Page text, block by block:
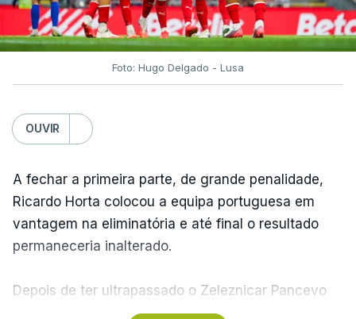
Foto: Hugo Delgado - Lusa
OUVIR
A fechar a primeira parte, de grande penalidade,
Ricardo Horta colocou a equipa portuguesa em
vantagem na eliminatória e até final o resultado
permaneceria inalterado.
Depois de ter ultrapassado o Zeleznicar Pancevo
na segunda pré-eliminatória de acesso à fase de